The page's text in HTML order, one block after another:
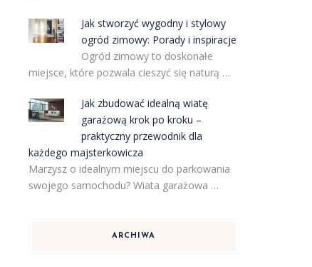
Jak stworzyć wygodny i stylowy
ogród zimowy: Porady i inspiracje
Ogród zimowy to doskonałe
miejsce, które pozwala cieszyć się naturą …
Jak zbudować idealną wiatę
garażową krok po kroku –
praktyczny przewodnik dla
każdego majsterkowicza
Marzysz o idealnym miejscu do parkowania
swojego samochodu? Wiata garażowa …
ARCHIWA